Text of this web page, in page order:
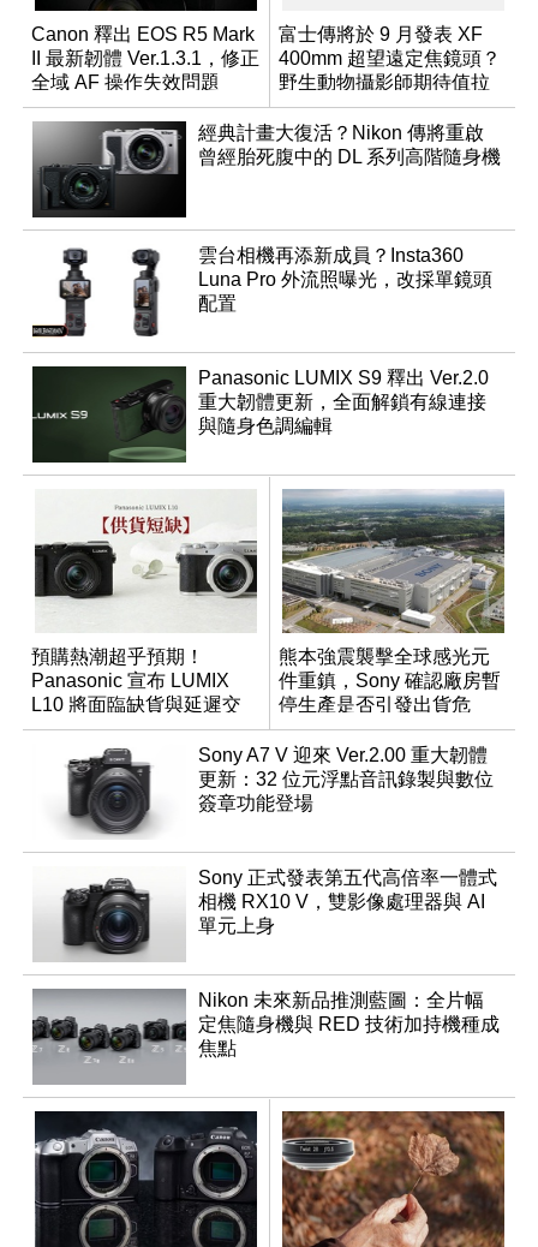
Canon 釋出 EOS R5 Mark
II 最新韌體 Ver.1.3.1，修正
全域 AF 操作失效問題
富士傳將於 9 月發表 XF
400mm 超望遠定焦鏡頭？
野生動物攝影師期待值拉
滿
經典計畫大復活？Nikon 傳將重啟
曾經胎死腹中的 DL 系列高階隨身機
雲台相機再添新成員？Insta360
Luna Pro 外流照曝光，改採單鏡頭
配置
Panasonic LUMIX S9 釋出 Ver.2.0
重大韌體更新，全面解鎖有線連接
與隨身色調編輯
預購熱潮超乎預期！
Panasonic 宣布 LUMIX
L10 將面臨缺貨與延遲交
貨時間
熊本強震襲擊全球感光元
件重鎮，Sony 確認廠房暫
停生產是否引發出貨危
機？
Sony A7 V 迎來 Ver.2.00 重大韌體
更新：32 位元浮點音訊錄製與數位
簽章功能登場
Sony 正式發表第五代高倍率一體式
相機 RX10 V，雙影像處理器與 AI
單元上身
Nikon 未來新品推測藍圖：全片幅
定焦隨身機與 RED 技術加持機種成
焦點